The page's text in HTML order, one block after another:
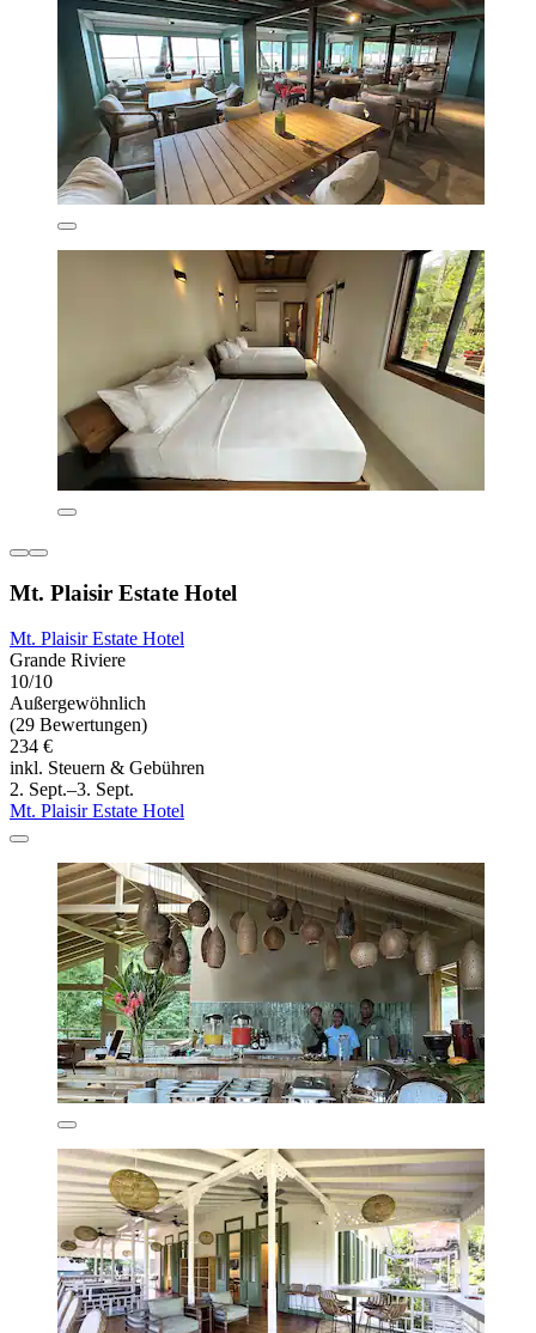
Mt. Plaisir Estate Hotel
Mt. Plaisir Estate Hotel
Grande Riviere
10/10
Außergewöhnlich
(29 Bewertungen)
234 €
inkl. Steuern & Gebühren
2. Sept.–3. Sept.
Mt. Plaisir Estate Hotel